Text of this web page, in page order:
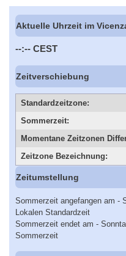
Aktuelle Uhrzeit im
--:-- CEST
Zeitverschiebung
Standardzeitzone:
Sommerzeit:
Momentane Zeitzonen
Zeitzone Bezeichnung:
Zeitumstellung
Sommerzeit angefangen am -
Lokalen Standardzeit
Sommerzeit endet am -
Sommerzeit